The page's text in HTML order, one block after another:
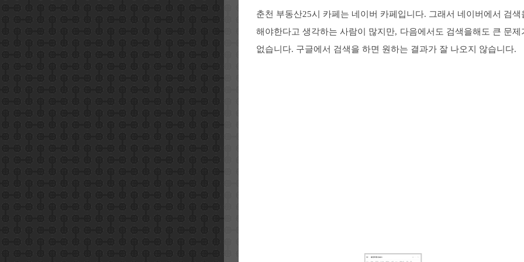
춘천 부동산25시 카페는 네이버 카페입니다. 그래서 네이버에서 검색
해야한다고 생각하는 사람이 많지만, 다음에서도 검색을해도 큰 문제
없습니다. 구글에서 검색을 하면 원하는 결과가 잘 나오지 않습니다.